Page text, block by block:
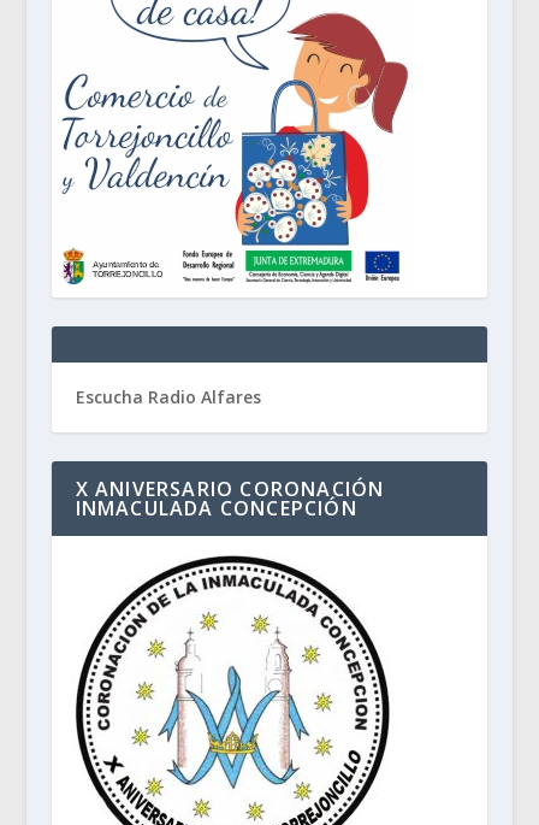
Escucha Radio Alfares
X ANIVERSARIO CORONACIÓN
INMACULADA CONCEPCIÓN